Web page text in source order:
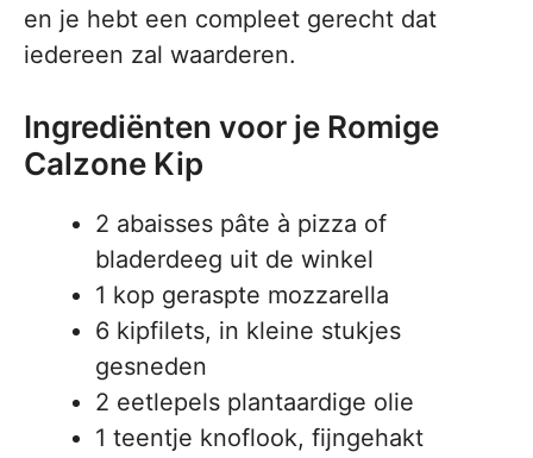
en je hebt een compleet gerecht dat
iedereen zal waarderen.
Ingrediënten voor je Romige
Calzone Kip
2 abaisses pâte à pizza of
bladerdeeg uit de winkel
1 kop geraspte mozzarella
6 kipfilets, in kleine stukjes
gesneden
2 eetlepels plantaardige olie
1 teentje knoflook, fijngehakt